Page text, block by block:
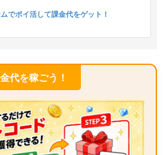
でポイ活して課金代をゲット！
代を稼ごう！